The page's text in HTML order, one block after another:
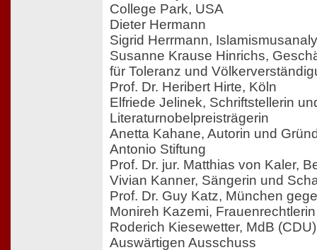
College Park, USA
Dieter Hermann
Sigrid Herrmann,
Susanne Krause Hinrichs,
für Toleranz und
Prof. Dr. Heribert Hirte, Köln
Elfriede Jelinek, Schriftstellerin
Literaturnobelpreisträgerin
Anetta Kahane, Autorin und
Antonio Stiftung
Prof. Dr. jur. Matthias von Kaler,
Vivian Kanner, Sängerin und
Prof. Dr. Guy Katz, München
Monireh Kazemi, Frauenrechtlerin
Roderich Kiesewetter, MdB
Auswärtigen Ausschuss